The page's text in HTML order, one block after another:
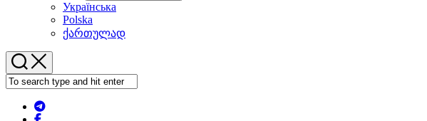
Українська
Polska
ქართულად